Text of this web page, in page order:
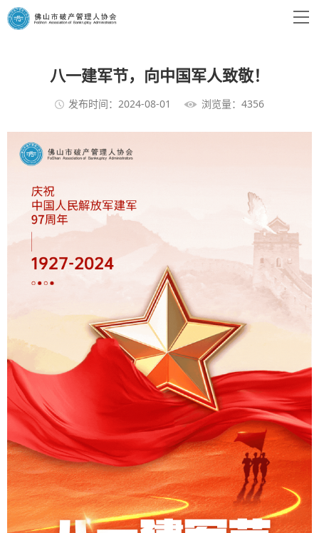
八一建军节，向中国军人致敬！
发布时间：2024-08-01 浏览量：4356